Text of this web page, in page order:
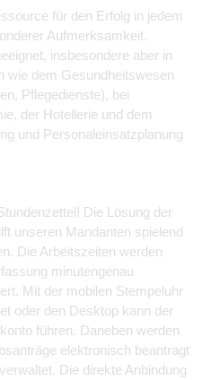
für den Erfolg in jedem
Aufmerksamkeit.
insbesondere aber in
wie dem Gesundheitswesen
Pflegedienste), bei
der Hotellerie und dem
und Personaleinsatzplanung
Die Lösung der
unseren Mandanten spielend
Die Arbeitszeiten werden
minutengenau
Mit der mobilen Stempeluhr
oder den Desktop kann der
führen. Daneben werden
elektronisch beantragt
Die direkte Anbindung